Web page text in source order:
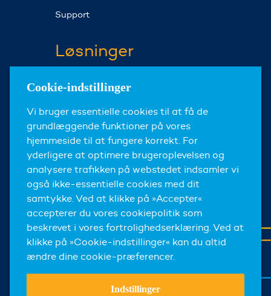
Support
Løsninger
Fortes ProjectFlow
Fortes Milestones
Om os
Om Fortes
Nyheder og Events
Karriere
Kontakt
Cookie-indstillinger
Vi bruger essentielle cookies til at få de
grundlæggende funktioner på vores
hjemmeside til at fungere korrekt. For
yderligere at optimere brugeroplevelsen og
analysere trafikken på webstedet indsamler vi
også ikke-essentielle cookies med dit
samtykke. Ved at klikke på »Accepter«
accepterer du vores cookiepolitik som
beskrevet i vores fortrolighedserklæring. Ved at
klikke på »Cookie-indstillinger« kan du altid
ændre dine cookie-præferencer.
Indstillinger